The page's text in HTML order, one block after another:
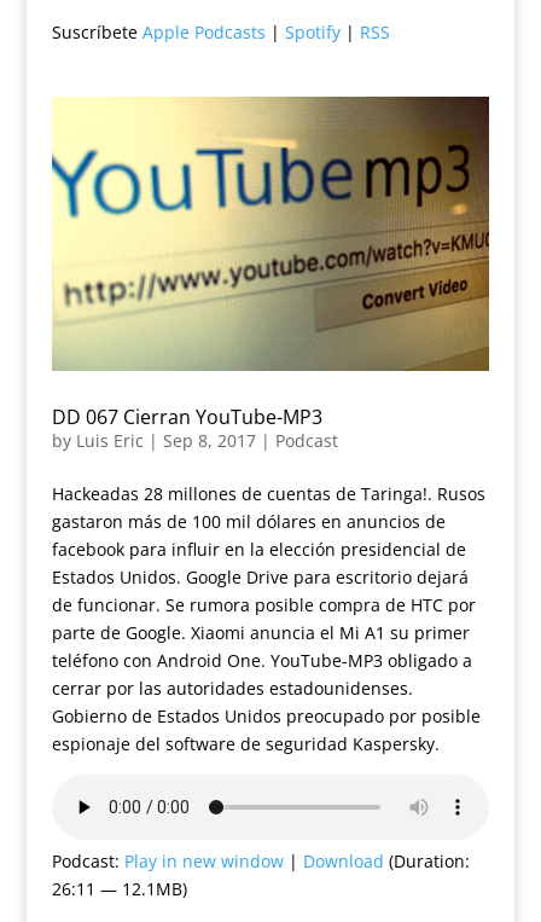
Suscríbete Apple Podcasts | Spotify| RSS
DD 067 Cierran YouTube-MP3
by Luis Eric | Sep 8, 2017| Podcast
Hackeadas 28 millones de cuentas de Taringa!. Rusos
gastaron más de 100 mil dólares en anuncios de
facebook para influir en la elección presidencial de
Estados Unidos. Google Drive para escritorio dejará
de funcionar. Se rumora posible compra de HTC por
parte de Google. Xiaomi anuncia el Mi A1 su primer
teléfono con Android One. YouTube-MP3 obligado a
cerrar por las autoridades estadounidenses.
Gobierno de Estados Unidos preocupado por posible
espionaje del software de seguridad Kaspersky.
Podcast: Play in new window| Download (Duration:
26:11 — 12.1MB)